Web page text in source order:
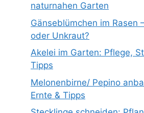
naturnahen Garten
Gänseblümchen im Rasen
oder Unkraut?
Akelei im Garten: Pflege,
Tipps
Melonenbirne/ Pepino
Ernte & Tipps